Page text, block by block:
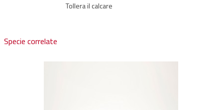
Tollera il calcare
Specie correlate